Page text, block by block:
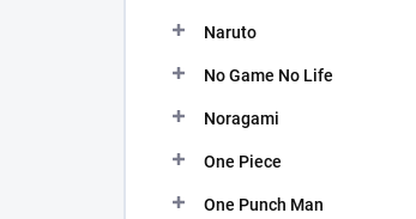
Naruto
No Game No Life
Noragami
One Piece
One Punch Man